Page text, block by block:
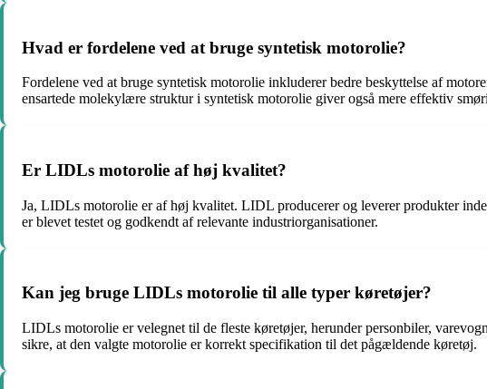
Hvad er fordelene ved at bruge syntetisk motorolie?
Fordelene ved at bruge syntetisk motorolie inkluderer bedre beskyttelse af
ensartede molekylære struktur i syntetisk motorolie giver også mere effektiv
Er LIDLs motorolie af høj kvalitet?
Ja, LIDLs motorolie er af høj kvalitet. LIDL producerer og leverer produkter
er blevet testet og godkendt af relevante industriorganisationer.
Kan jeg bruge LIDLs motorolie til alle typer køretøjer?
LIDLs motorolie er velegnet til de fleste køretøjer, herunder personbiler,
sikre, at den valgte motorolie er korrekt specifikation til det pågældende køretøj.